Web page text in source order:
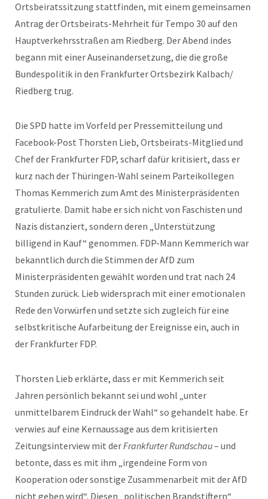
Ortsbeiratssitzung stattfinden, mit einem gemeinsamen
Antrag der Ortsbeirats-Mehrheit für Tempo 30 auf den
Hauptverkehrsstraßen am Riedberg. Der Abend indes
begann mit einer Auseinandersetzung, die die große
Bundespolitik in den Frankfurter Ortsbezirk Kalbach/
Riedberg trug.
Die SPD hatte im Vorfeld per Pressemitteilung und
Facebook-Post Thorsten Lieb, Ortsbeirats-Mitglied und
Chef der Frankfurter FDP, scharf dafür kritisiert, dass er
kurz nach der Thüringen-Wahl seinem Parteikollegen
Thomas Kemmerich zum Amt des Ministerpräsidenten
gratulierte. Damit habe er sich nicht von Faschisten und
Nazis distanziert, sondern deren „Unterstützung
billigend in Kauf“ genommen. FDP-Mann Kemmerich war
bekanntlich durch die Stimmen der AfD zum
Ministerpräsidenten gewählt worden und trat nach 24
Stunden zurück. Lieb widersprach mit einer emotionalen
Rede den Vorwürfen und setzte sich zugleich für eine
selbstkritische Aufarbeitung der Ereignisse ein, auch in
der Frankfurter FDP.
Thorsten Lieb erklärte, dass er mit Kemmerich seit
Jahren persönlich bekannt sei und wohl „unter
unmittelbarem Eindruck der Wahl“ so gehandelt habe. Er
verwies auf eine Kernaussage aus dem kritisierten
Zeitungsinterview mit derFrankfurter Rundschau– und
betonte, dass es mit ihm „irgendeine Form von
Kooperation oder sonstige Zusammenarbeit mit der AfD
nicht geben wird“. Diesen „politischen Brandstiftern“